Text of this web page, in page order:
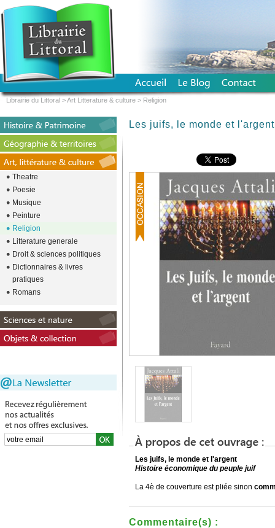
Les juifs, le monde et l'argent
Les juifs, le monde et l'argent
Histoire économique du peuple juif
La 4è de couverture est pliée sinon
Commentaire(s) :
Theatre
Poesie
Musique
Peinture
Religion
Litterature generale
Droit & sciences politiques
Dictionnaires & livres
pratiques
Romans
Librairie du Littoral >Art Litterature & culture > Religion